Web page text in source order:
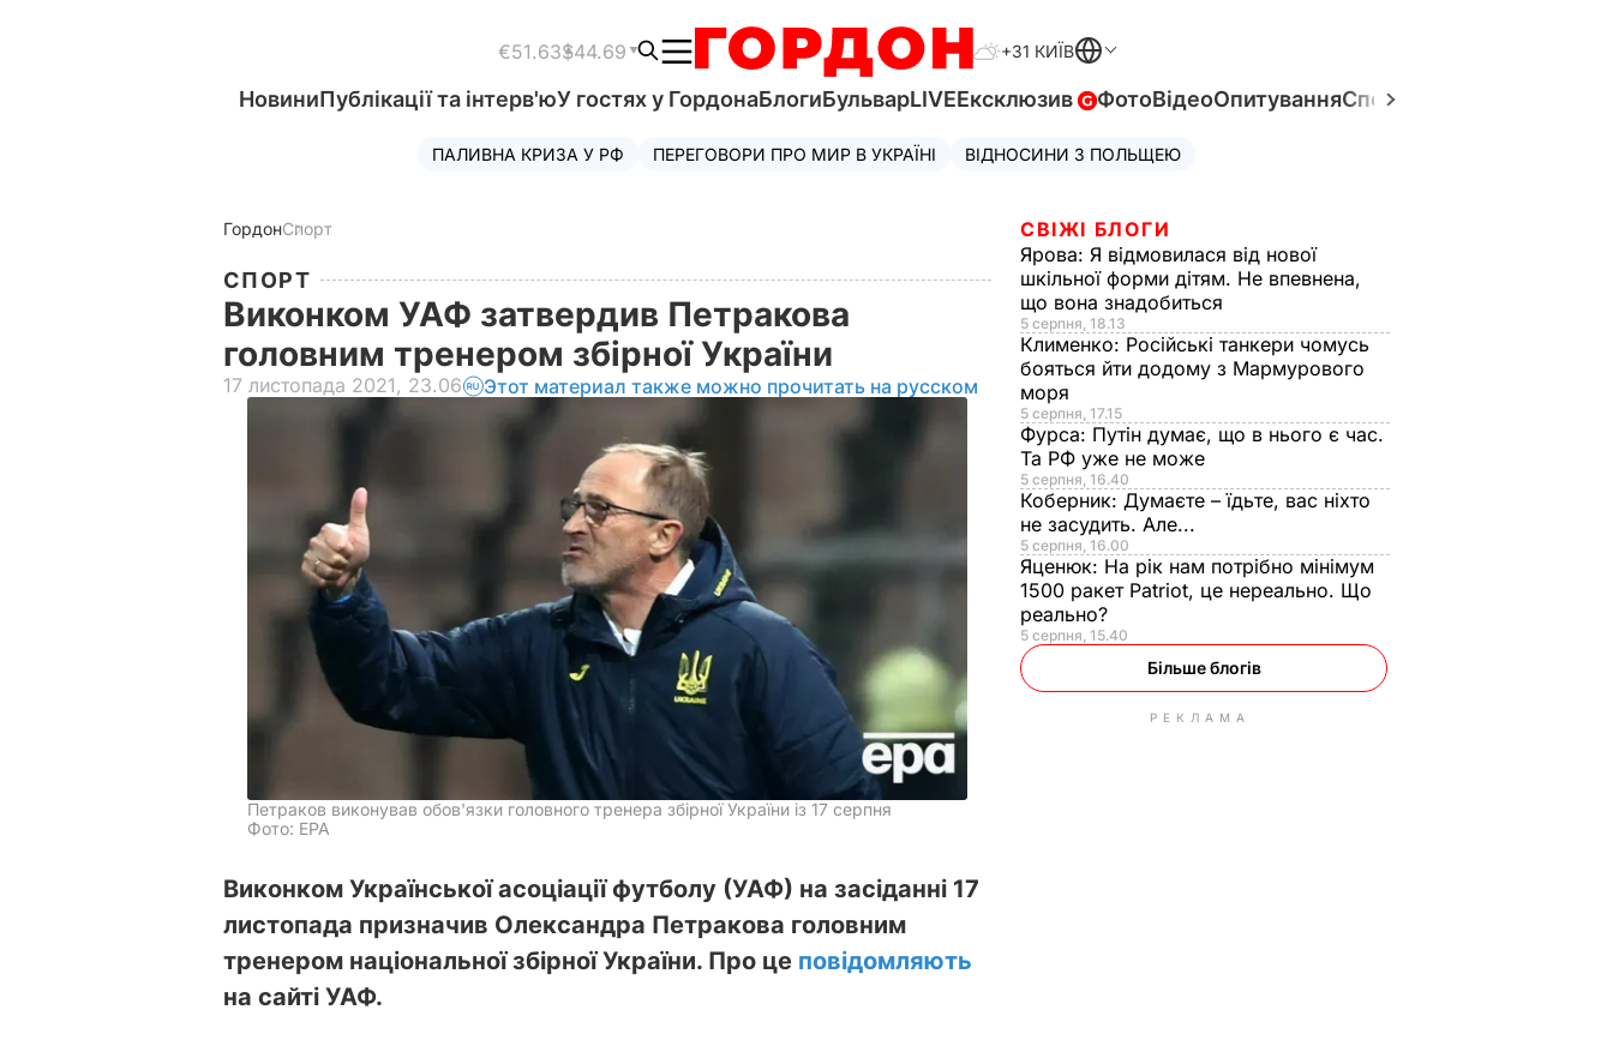
€51.63$44.69 +31 КИЇВ
НовиниПублікації та інтерв'юУ гостях у ГордонаБлогиБульварLIVEЕксклюзив ФотоВідеоОпитуванняСпецпроєкти
ПАЛИВНА КРИЗА У РФ ПЕРЕГОВОРИ ПРО МИР В УКРАЇНІ ВІДНОСИНИ З ПОЛЬЩЕЮ
ГордонСпорт
СПОРТ
Виконком УАФ затвердив Петракова
головним тренером збірної України
17 листопада 2021, 23.06 Этот материал также можно прочитать на русском
Петраков виконував обов'язки головного тренера збірної України із 17 серпня
Фото: EPA
Виконком Української асоціації футболу (УАФ) на засіданні 17
листопада призначив Олександра Петракова головним
тренером національної збірної України. Про це повідомляють
на сайті УАФ.
СВІЖІ БЛОГИ
Ярова: Я відмовилася від нової
шкільної форми дітям. Не впевнена,
що вона знадобиться
5 серпня, 18.13
Клименко: Російські танкери чомусь
бояться йти додому з Мармурового
моря
5 серпня, 17.15
Фурса: Путін думає, що в нього є час.
Та РФ уже не може
5 серпня, 16.40
Коберник: Думаєте – їдьте, вас ніхто
не засудить. Але...
5 серпня, 16.00
Яценюк: На рік нам потрібно мінімум
1500 ракет Patriot, це нереально. Що
реально?
5 серпня, 15.40
Більше блогів
РЕКЛАМА